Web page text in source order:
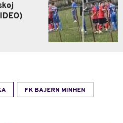
FK BAJERN MINHEN